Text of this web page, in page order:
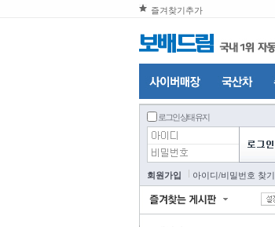
즐겨찾기추가
로그인 상태 유지
회원가입 아이디/비밀번호 찾기